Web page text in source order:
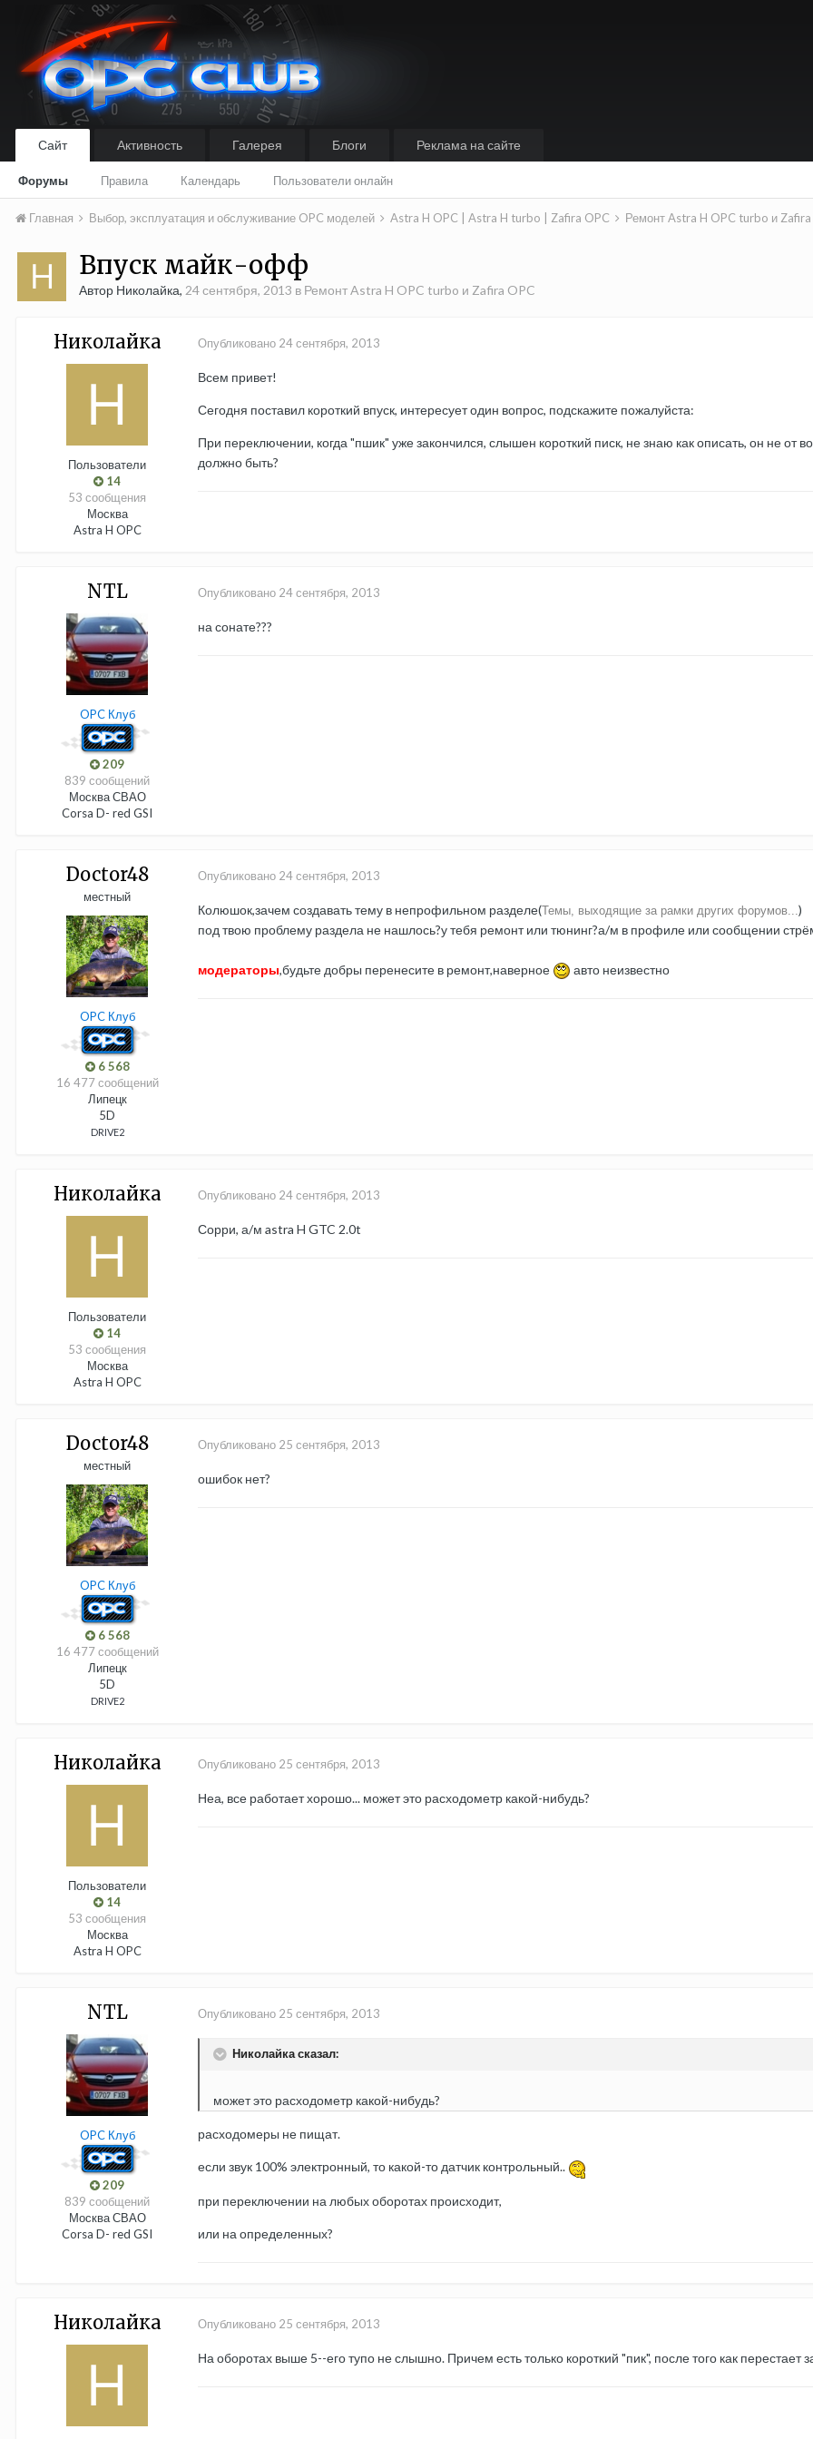
Сайт
Форумы Правила Календарь Пользователи онлайн
Активность Галерея Блоги Реклама на сайте
Главная Выбор, эксплуатация и обслуживание OPC моделей Astra H OPC | Astra H turbo | Zafira OPC Ремонт Astra H OPC turbo и
Впуск майк-офф
Автор Николайка, 24 сентября, 2013 в Ремонт Astra H OPC turbo и Zafira OPC
Николайка
Пользователи
14
53 сообщения
Москва
Astra H OPC
Опубликовано 24 сентября, 2013
Всем привет!
Сегодня поставил короткий впуск, интересует один вопрос, подскажите пожалуйста:
При переключении, когда "пшик" уже закончился, слышен короткий писк, не знаю как описать, он не от
должно быть?
NTL
OPC Клуб
209
839 сообщений
Москва СВАО
Corsa D- red GSI
Опубликовано 24 сентября, 2013
на сонате???
Doctor48
местный
OPC Клуб
6 568
16 477 сообщений
Липецк
5D
DRIVE2
Опубликовано 24 сентября, 2013
Колюшок,зачем создавать тему в непрофильном разделе(Темы, выходящие за рамки других форумов...)
под твою проблему раздела не нашлось?у тебя ремонт или тюнинг?а/м в профиле или сообщении
модераторы,будьте добры перенесите в ремонт,наверное авто неизвестно
Николайка
Пользователи
14
53 сообщения
Москва
Astra H OPC
Опубликовано 24 сентября, 2013
Сорри, а/м astra H GTC 2.0t
Doctor48
местный
OPC Клуб
6 568
16 477 сообщений
Липецк
5D
DRIVE2
Опубликовано 25 сентября, 2013
ошибок нет?
Николайка
Пользователи
14
53 сообщения
Москва
Astra H OPC
Опубликовано 25 сентября, 2013
Неа, все работает хорошо... может это расходометр какой-нибудь?
NTL
OPC Клуб
209
839 сообщений
Москва СВАО
Corsa D- red GSI
Опубликовано 25 сентября, 2013
Николайка сказал:
может это расходометр какой-нибудь?
расходомеры не пищат.
если звук 100% электронный, то какой-то датчик контрольный..
при переключении на любых оборотах происходит,
или на определенных?
Николайка Опубликовано 25 сентября, 2013
На оборотах выше 5--его тупо не слышно. Причем есть только короткий "пик", после того как перестает